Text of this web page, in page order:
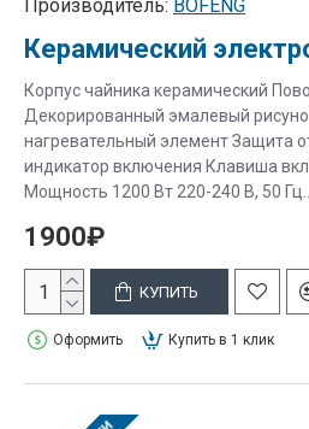
Производитель: BOFENG
Корпус чайника керамический
Декорированный эмалевый
нагревательный элемент Защита
индикатор включения Клавиша
Мощность 1200 Вт 220-240 В, 50 Гц..
1900₽
КУПИТЬ
Оформить Купить в 1 клик